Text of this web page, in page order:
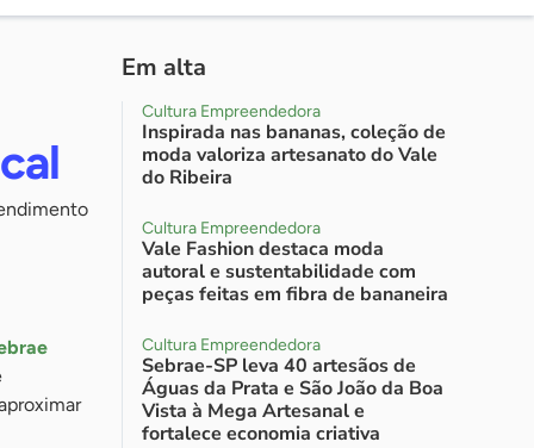
Em alta
Cultura Empreendedora
Inspirada nas bananas, coleção de
moda valoriza artesanato do Vale
do Ribeira
Cultura Empreendedora
Vale Fashion destaca moda
autoral e sustentabilidade com
peças feitas em fibra de bananeira
Cultura Empreendedora
Sebrae-SP leva 40 artesãos de
Águas da Prata e São João da Boa
Vista à Mega Artesanal e
fortalece economia criativa